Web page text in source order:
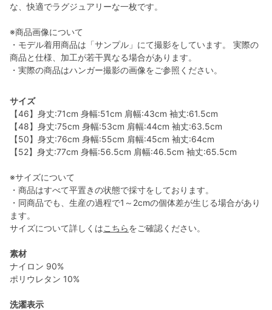
な、快適でラグジュアリーな一枚です。
※商品画像について
・モデル着用商品は「サンプル」にて撮影をしています。 実際の
商品と仕様、加工が若干異なる場合があります。
・実際の商品はハンガー撮影の画像をご参照ください。
サイズ
【46】身丈:71cm 身幅:51cm 肩幅:43cm 袖丈:61.5cm
【48】身丈:75cm 身幅:53cm 肩幅:44cm 袖丈:63.5cm
【50】身丈:76cm 身幅:55cm 肩幅:45cm 袖丈:64cm
【52】身丈:77cm 身幅:56.5cm 肩幅:46.5cm 袖丈:65.5cm
※サイズについて
・商品はすべて平置きの状態で採寸をしております。
・同商品でも、生産の過程で1～2cmの個体差が生じる場合があり
ます。
サイズについて詳しくはこちらをご確認ください。
素材
ナイロン 90%
ポリウレタン 10%
洗濯表示